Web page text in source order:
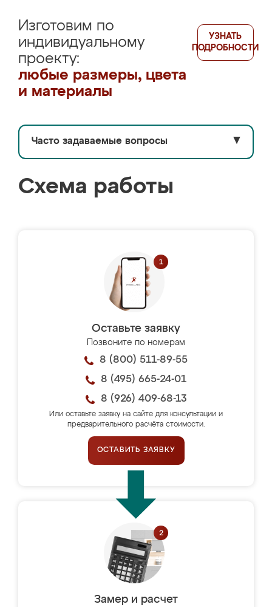
Изготовим по
индивидуальному
проекту:
любые размеры, цвета
и материалы
УЗНАТЬ
ПОДРОБНОСТИ
Часто задаваемые вопросы ▼
Схема работы
Оставьте заявку
Позвоните по номерам
8 (800) 511-89-55
8 (495) 665-24-01
8 (926) 409-68-13
Или оставьте заявку на сайте для консультации и
предварительного расчёта стоимости.
ОСТАВИТЬ ЗАЯВКУ
Замер и расчет